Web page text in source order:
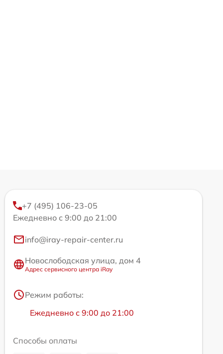
+7 (495) 106-23-05
Ежедневно с 9:00 до 21:00
info@iray-repair-center.ru
Новослободская улица, дом 4
Адрес сервисного центра iRay
Режим работы:
Ежедневно с 9:00 до 21:00
Способы оплаты